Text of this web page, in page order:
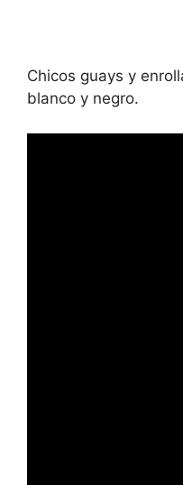
Chicos guays y
blanco y negro.